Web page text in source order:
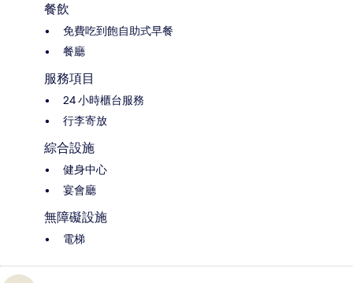
餐飲
免費吃到飽自助式早餐
餐廳
服務項目
24 小時櫃台服務
行李寄放
綜合設施
健身中心
宴會廳
無障礙設施
電梯